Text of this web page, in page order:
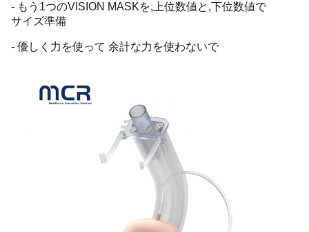
- もう1つのVISION MASKを,上位数値と,下位数値で
サイズ準備
- 優しく力を使って 余計な力を使わないで